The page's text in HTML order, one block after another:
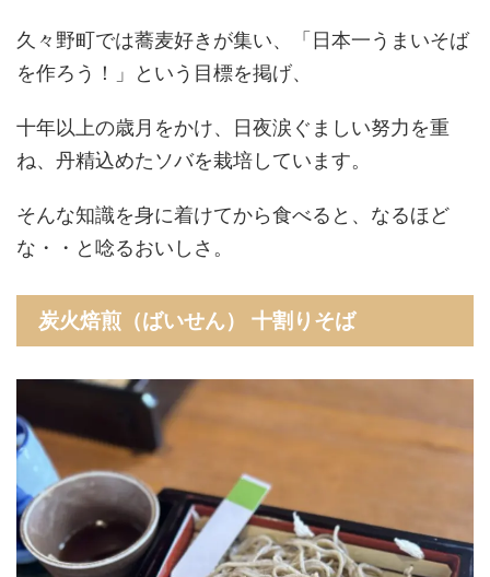
久々野町では蕎麦好きが集い、「日本一うまいそば
を作ろう！」という目標を掲げ、
十年以上の歳月をかけ、日夜涙ぐましい努力を重
ね、丹精込めたソバを栽培しています。
そんな知識を身に着けてから食べると、なるほど
な・・と唸るおいしさ。
炭火焙煎（ばいせん） 十割りそば